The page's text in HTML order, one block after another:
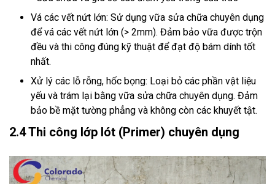
Vá các vết nứt lớn: Sử dụng vữa sửa chữa chuyên dụng
để vá các vết nứt lớn (> 2mm). Đảm bảo vữa được trộn
đều và thi công đúng kỹ thuật để đạt độ bám dính tốt
nhất.
Xử lý các lỗ rỗng, hốc bọng: Loại bỏ các phần vật liệu
yếu và trám lại bằng vữa sửa chữa chuyên dụng. Đảm
bảo bề mặt tường phẳng và không còn các khuyết tật.
2.4 Thi công lớp lót (Primer) chuyên dụng